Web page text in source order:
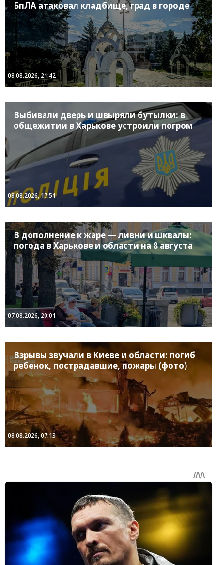
БпЛА атаковал кладбище, град в городе
08.08.2026, 21:42
Выбивали дверь и швыряли бутылки: в
общежитии в Харькове устроили погром
08.08.2026, 17:51
В дополнение к жаре — ливни и шквалы:
погода в Харькове и области на 8 августа
07.08.2026, 20:01
Взрывы звучали в Киеве и области: погиб
ребенок, пострадавшие, пожары (фото)
08.08.2026, 07:13